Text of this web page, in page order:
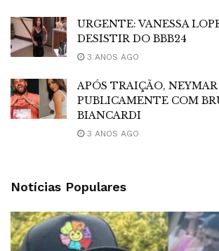
URGENTE: VANESSA
DESISTIR DO BBB24
3 ANOS AGO
APÓS TRAIÇÃO, NEYMAR
PUBLICAMENTE COM
BIANCARDI
3 ANOS AGO
Notícias Populares